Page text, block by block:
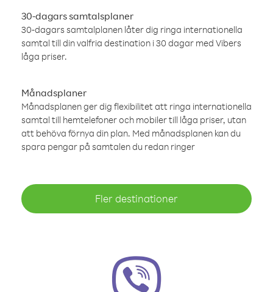
30-dagars samtalsplaner
30-dagars samtalplanen låter dig ringa internationella
samtal till din valfria destination i 30 dagar med Vibers
låga priser.
Månadsplaner
Månadsplanen ger dig flexibilitet att ringa internationella
samtal till hemtelefoner och mobiler till låga priser, utan
att behöva förnya din plan. Med månadsplanen kan du
spara pengar på samtalen du redan ringer
Fler destinationer